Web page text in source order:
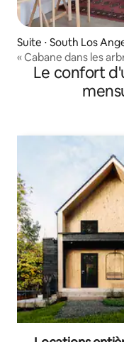
Suite ⋅ South Los
« Cabane dans les
Angeles
Le confort